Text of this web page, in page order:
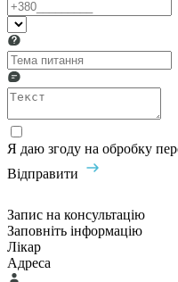
Я даю згоду на обробку
Відправити
Запис на консультацію
Заповніть інформацію
Лікар
Адреса